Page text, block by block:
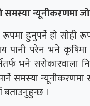
समस्या न्यूनीकरणमा
हुनुपर्ने हो सोही
परेन भने कृषिमा
भने सरोकारवाला
समस्या न्यूनीकरणमा
बताउनुहुन्छ ।